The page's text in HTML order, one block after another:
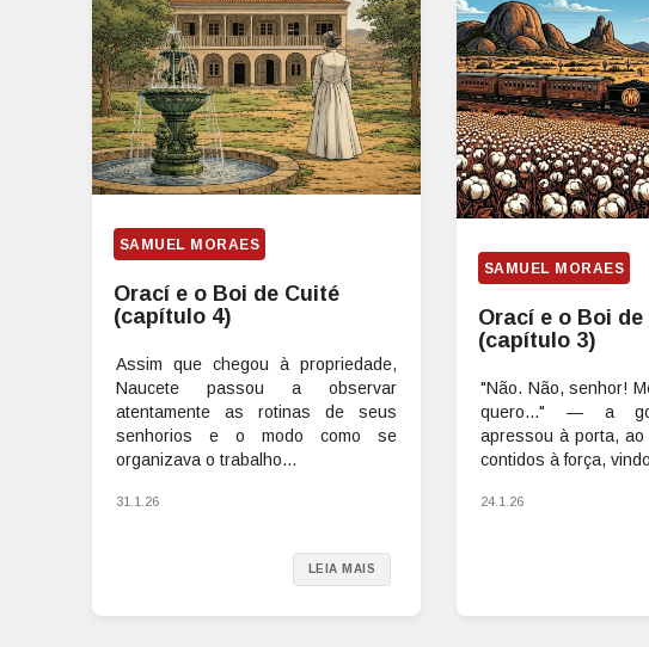
SAMUEL MORAES
Orací e o Boi de Cuité
(capítulo 4)
Assim que chegou à propriedade,
Naucete passou a observar
atentamente as rotinas de seus
senhorios e o modo como se
organizava o trabalho...
LEIA MAIS
31.1.26
SAMUEL MORAES
Orací e o Boi
(capítulo 3)
"Não. Não, senhor!
quero..." — a
apressou à porta,
contidos à força,
24.1.26